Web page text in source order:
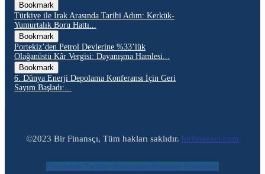
Bookmark
Türkiye ile Irak Arasında Tarihi Adım: Kerkük-
Yumurtalık Boru Hattı...
Bookmark
Portekiz’den Petrol Devlerine %33’lük
Olağanüstü Kâr Vergisi: Dayanışma Hamlesi...
Bookmark
6. Dünya Enerji Depolama Konferansı İçin Geri
Sayım Başladı:...
©2023 Bir Finansçı, Tüm hakları saklıdır. birfinansci.com
Facebook Twitter Instagram Youtube Envelope